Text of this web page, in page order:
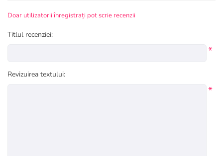
Doar utilizatorii înregistrați pot scrie recenzii
Titlul recenziei:
*
Revizuirea textului:
*